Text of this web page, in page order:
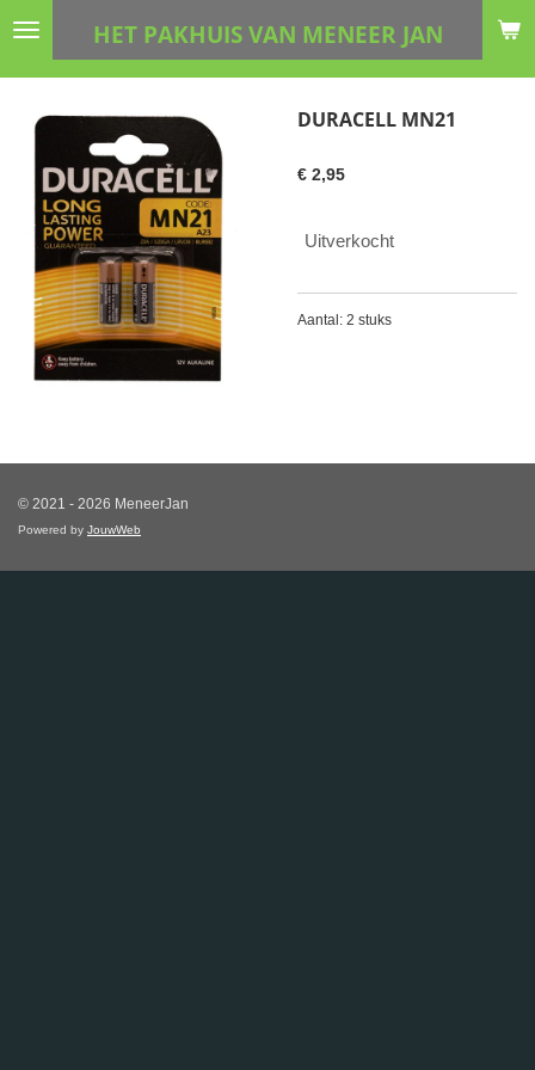
Ga
hoofdinhoud
HET PAKHUIS VAN MENEER JAN
DURACELL MN21
€ 2,95
Uitverkocht
Aantal: 2 stuks
© 2021 - 2026 MeneerJan
Powered by JouwWeb